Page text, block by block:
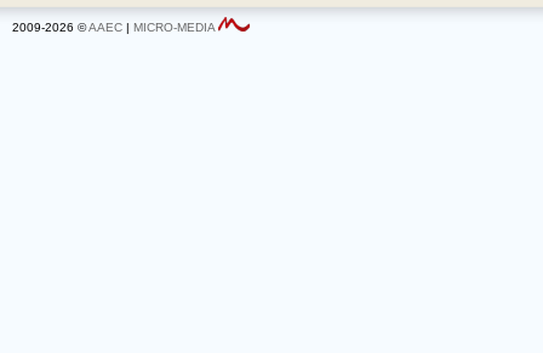
2009-2026 ©AAEC | MICRO-MEDIA